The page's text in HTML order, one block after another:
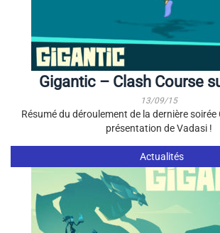
Gigantic – Clash Course
13/09/15
Résumé du déroulement de la dernière soirée
présentation de Vadasi !
Actualités